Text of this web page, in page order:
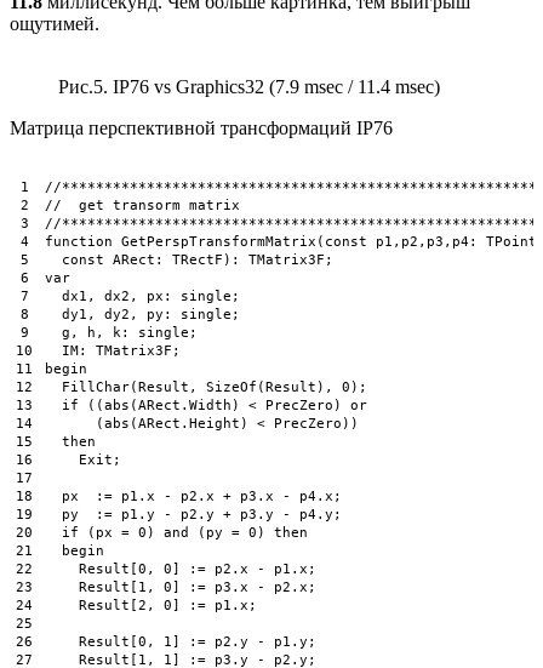
ощутимей.
Рис.5. IP76 vs Graphics32 (7.9 msec / 11.4 msec)
Матрица перспективной трансформаций IP76
1
2
3
4
5
6
7
8
9
10
11
12
13
14
15
16
17
18
19
20
21
22
23
24
25
26
27
//
//  get transorm matrix
//
function
GetPerspTransformMatrix ( const p1 , p2 , p3 , p4:
const
ARect : TRectF ) : TMatrix3F ;
var
dx1 , dx2 , px : single ;
dy1 , dy2 , py : single ;
g , h , k: single ;
IM : TMatrix3F ;
begin
FillChar( Result , SizeOf ( Result ) , 0 ) ;
if
( ( abs ( ARect . Width ) < PrecZero )
or
( abs ( ARect . Height ) < PrecZero ) )
then
Exit ;
px : = p1 . x - p2 . x + p3 . x - p4. x ;
py
: = p1 . y - p2 . y + p3 . y - p4. y ;
if
( px = 0 ) and ( py = 0 )
then
begin
Result
0 , 0 : = p2 . x - p1 . x ;
Result
1 , 0 : = p3 . x - p2 . x ;
Result
2 , 0 : = p1 . x ;
Result 0 , 1 : = p2 . y - p1 . y ;
Result
1 , 1 : = p3 . y - p2 . y ;